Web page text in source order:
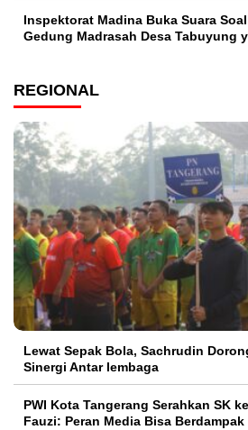
Inspektorat Madina Buka Suara
Gedung Madrasah Desa Tabuyung
REGIONAL
Lewat Sepak Bola, Sachrudin
Sinergi Antar lembaga
PWI Kota Tangerang Serahkan SK
Fauzi: Peran Media Bisa